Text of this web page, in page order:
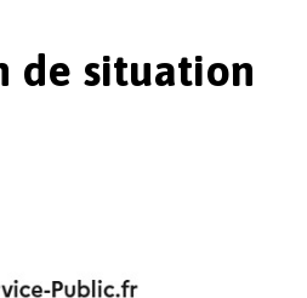
de situation